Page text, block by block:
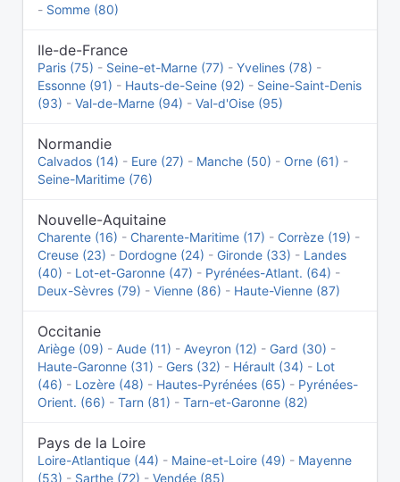
- Somme (80)
Ile-de-France
Paris (75) - Seine-et-Marne (77) - Yvelines (78) -
Essonne (91) - Hauts-de-Seine (92) - Seine-Saint-Denis
(93) - Val-de-Marne (94) - Val-d'Oise (95)
Normandie
Calvados (14) - Eure (27) - Manche (50) - Orne (61) -
Seine-Maritime (76)
Nouvelle-Aquitaine
Charente (16) - Charente-Maritime (17) - Corrèze (19) -
Creuse (23) - Dordogne (24) - Gironde (33) - Landes
(40) - Lot-et-Garonne (47) - Pyrénées-Atlant. (64) -
Deux-Sèvres (79) - Vienne (86) - Haute-Vienne (87)
Occitanie
Ariège (09) - Aude (11) - Aveyron (12) - Gard (30) -
Haute-Garonne (31) - Gers (32) - Hérault (34) - Lot
(46) - Lozère (48) - Hautes-Pyrénées (65) - Pyrénées-
Orient. (66) - Tarn (81) - Tarn-et-Garonne (82)
Pays de la Loire
Loire-Atlantique (44) - Maine-et-Loire (49) - Mayenne
(53) - Sarthe (72) - Vendée (85)